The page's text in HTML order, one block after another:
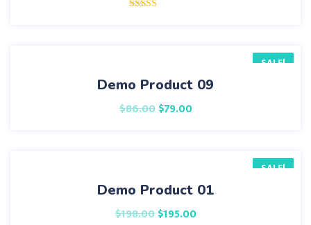
SALE!
Demo Product 09
$86.00 $79.00
SALE!
Demo Product 01
$198.00 $195.00